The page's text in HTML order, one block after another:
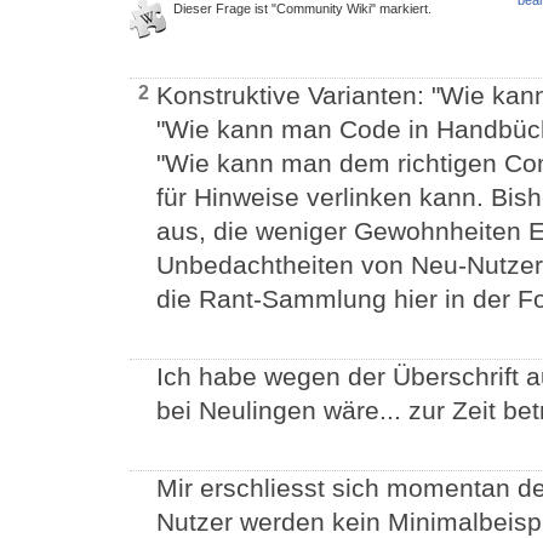
Dieser Frage ist "Community Wiki" markiert.
2 Konstruktive Varianten: "Wie
"Wie kann man Code in
"Wie kann man dem richtigen
für Hinweise verlinken kann.
aus, die weniger Gewohnheiten
Unbedachtheiten von Neu-
die Rant-Sammlung hier in der
Ich habe wegen der Überschrift
bei Neulingen wäre... zur Zeit
Mir erschliesst sich momentan
Nutzer werden kein